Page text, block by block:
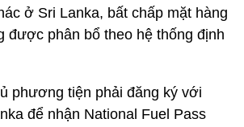
ở Sri Lanka, bất chấp mặt hàng
được phân bổ theo hệ thống định
phương tiện phải đăng ký với
để nhận National Fuel Pass